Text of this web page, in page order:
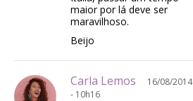
maior por lá deve ser
maravilhoso.
Beijo
Carla Lemos
16/08/2014
- 10h16